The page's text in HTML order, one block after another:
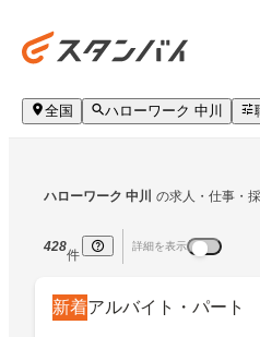
全国 ハローワーク 中川
ハローワーク 中川 の求人・仕事・
428
件
詳細を表示
新着アルバイト・パート